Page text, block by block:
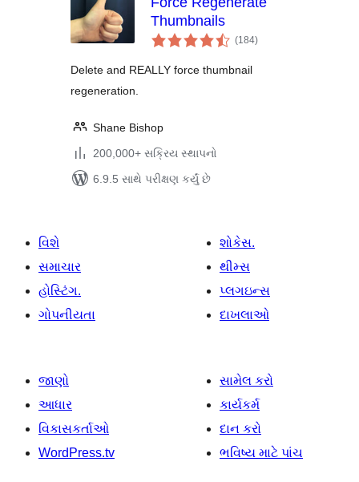
Thumbnails
(184કુલ
રેટિંગ્સ
)
Delete and REALLY force thumbnail
regeneration.
Shane Bishop
200,000+ સક્રિય સ્થાપનો
6.9.5 સાથે પરીક્ષણ કર્યું છે
વિશે
સમાચાર
હોસ્ટિંગ.
ગોપનીયતા
શોકેસ.
થીમ્સ
પ્લગઇન્સ
દાખલાઓ
જાણો
આધાર
વિકાસકર્તાઓ
WordPress.tv
સામેલ કરો
કાર્યકર્મ
દાન કરો
ભવિષ્ય માટે પાંચ